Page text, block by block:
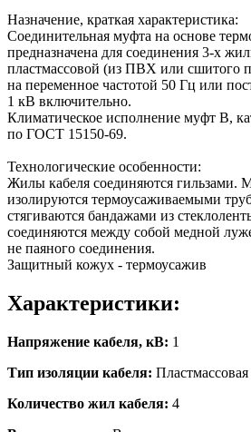
Назначение, краткая характеристика:
Соединительная муфта на основе
предназначена для соединения 3-х
пластмассовой (из ПВХ или сшитого
на переменное частотой 50 Гц или
1 кВ включительно.
Климатическое исполнение муфт В,
по ГОСТ 15150-69.
Технологические особенности:
Жилы кабеля соединяются гильзами.
изолируются термоусаживаемыми
стягиваются бандажами из
соединяются между собой медной
не паяного соединения.
Защитный кожух - термоусажив
Характеристики:
Напряжение кабеля, кВ: 1
Тип изоляции кабеля: Пластмассовая
Количество жил кабеля: 4